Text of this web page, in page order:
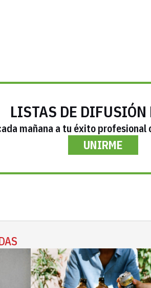
LISTAS DE DIFUSIÓN
mañana a tu éxito
UNIRME